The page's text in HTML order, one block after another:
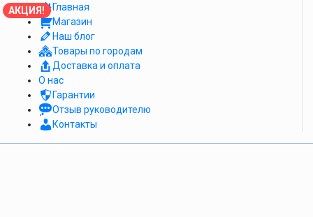
Главная
Магазин
Наш блог
Товары по городам
Доставка и оплата
О нас
Гарантии
Отзыв руководителю
Контакты
АКЦИЯ!